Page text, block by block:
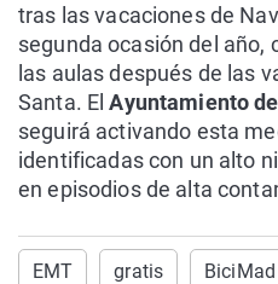
tras las vacaciones de
segunda ocasión del año,
las aulas después de las
Santa. ElAyuntamiento
seguirá activando esta
identificadas con un alto
en episodios de alta
EMT gratis BiciMad